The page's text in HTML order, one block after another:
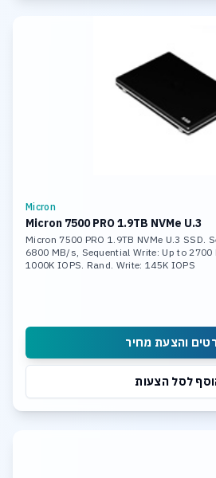
Micron
Micron 7500 PRO 1.9TB NVMe U.3
Micron 7500 PRO 1.9TB NVMe U.3 SSD.
6800 MB/s, Sequential Write: Up to 2700
1000K IOPS. Rand. Write: 145K IOPS
והצעת מחיר
לסל הצעות